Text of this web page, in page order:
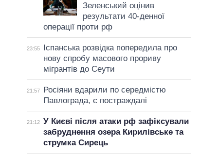
Зеленський оцінив
результати 40-денної
операції проти рф
23:55
Іспанська розвідка попередила про
нову спробу масового прориву
мігрантів до Сеути
21:57
Росіяни вдарили по середмістю
Павлограда, є постраждалі
21:12 У Києві після атаки рф зафіксували
забруднення озера Кирилівське та
струмка Сирець